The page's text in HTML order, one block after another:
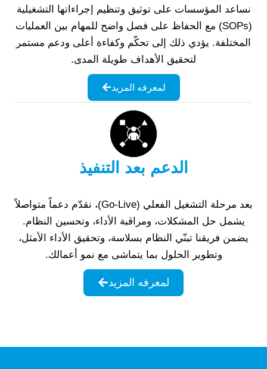
نساعد المؤسسات على توثيق وتنظيم إجراءاتها التشغيلية
(SOPs) مع الحفاظ على فصل واضح للمهام بين العمليات
المختلفة. يؤدي ذلك إلى تحكّم وكفاءة أعلى ودعم مستمر
لتحقيق الأهداف طويلة المدى.
لمعرفه المزيد
الدعم بعد التنفيذ
بعد مرحلة التشغيل الفعلي (Go-Live)، نقدّم دعماً متواصلاً
يشمل حل المشكلات، ومراقبة الأداء، وتحسين النظام.
يضمن فريقنا تبنّي النظام بسلاسة، وتحقيق الأداء الأمثل،
وتطوير الحلول بما يتماشى مع نمو أعمالك.
لمعرفه المزيد